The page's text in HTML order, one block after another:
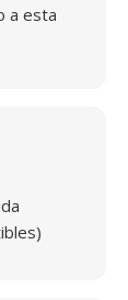
a esta